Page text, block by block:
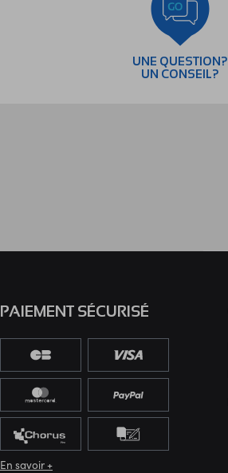
UNE QUESTION?
UN CONSEIL?
PAIEMENT SÉCURISÉ
En savoir +